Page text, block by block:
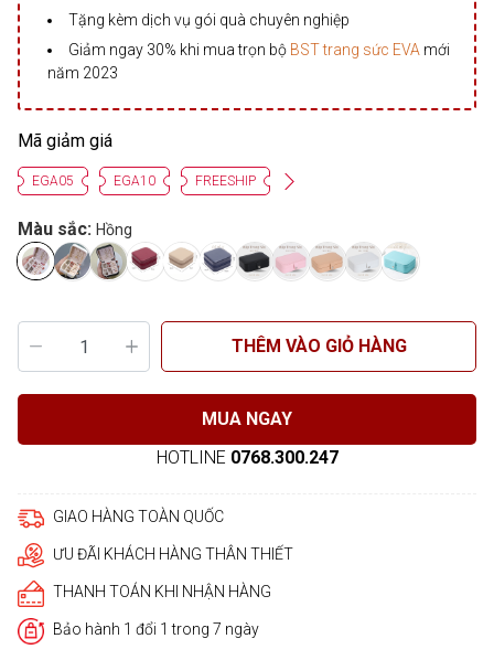
Tặng kèm dịch vụ gói quà chuyên nghiệp
Giảm ngay 30% khi mua trọn bộ BST trang sức EVA mới
năm 2023
Mã giảm giá
EGA05 EGA10 FREESHIP
Màu sắc: Hồng
THÊM VÀO GIỎ HÀNG
MUA NGAY
HOTLINE 0768.300.247
GIAO HÀNG TOÀN QUỐC
ƯU ĐÃI KHÁCH HÀNG THÂN THIẾT
THANH TOÁN KHI NHẬN HÀNG
Bảo hành 1 đổi 1 trong 7 ngày